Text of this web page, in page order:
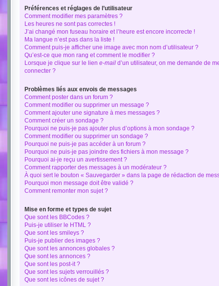
Préférences et réglages de l’utilisateur
Comment modifier mes paramètres ?
Les heures ne sont pas correctes !
J’ai changé mon fuseau horaire et l’heure est encore incorrecte !
Ma langue n’est pas dans la liste !
Comment puis-je afficher une image avec mon nom d’utilisateur ?
Qu’est-ce que mon rang et comment le modifier ?
Lorsque je clique sur le lien e-mail d’un utilisateur, on me demande de
connecter ?
Problèmes liés aux envois de messages
Comment poster dans un forum ?
Comment modifier ou supprimer un message ?
Comment ajouter une signature à mes messages ?
Comment créer un sondage ?
Pourquoi ne puis-je pas ajouter plus d’options à mon sondage ?
Comment modifier ou supprimer un sondage ?
Pourquoi ne puis-je pas accéder à un forum ?
Pourquoi ne puis-je pas joindre des fichiers à mon message ?
Pourquoi ai-je reçu un avertissement ?
Comment rapporter des messages à un modérateur ?
À quoi sert le bouton « Sauvegarder » dans la page de rédaction de
Pourquoi mon message doit être validé ?
Comment remonter mon sujet ?
Mise en forme et types de sujet
Que sont les BBCodes ?
Puis-je utiliser le HTML ?
Que sont les smileys ?
Puis-je publier des images ?
Que sont les annonces globales ?
Que sont les annonces ?
Que sont les post-it ?
Que sont les sujets verrouillés ?
Que sont les icônes de sujet ?